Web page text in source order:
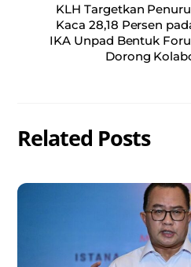
KLH Targetkan
Kaca 28,18 Persen
IKA Unpad Bentuk
Dorong
Related Posts